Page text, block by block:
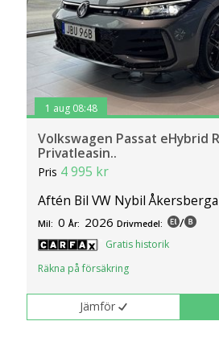
1 aug 08:48
Volkswagen Passat eHybrid
Privatleasin..
Pris 4 995 kr
Aftén Bil VW Nybil Åkersberga
Mil: 0 År: 2026 Drivmedel: /
Gratis historik
Räkna på försäkring
Jämför